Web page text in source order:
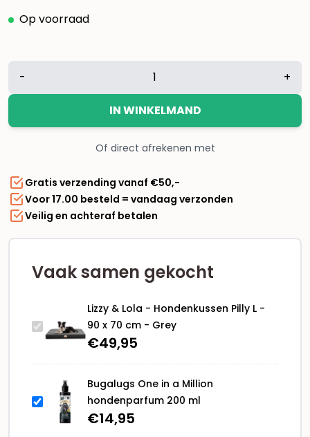
Op voorraad
Lola
-
90
x
- +
IN WINKELMAND
Of direct afrekenen met
Gratis verzending vanaf €50,-
Voor 17.00 besteld = vandaag verzonden
Veilig en achteraf betalen
Vaak samen gekocht
Lizzy & Lola - Hondenkussen Pilly L -
90 x 70 cm - Grey
€49,95
Bugalugs One in a Million
hondenparfum 200 ml
€14,95